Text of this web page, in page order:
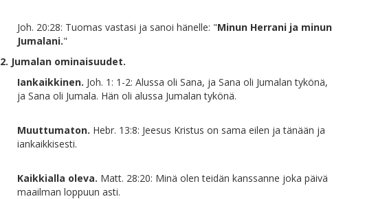
Joh. 20:28: Tuomas vastasi ja sanoi hänelle: "Minun Herrani ja minun
Jumalani."
2. Jumalan ominaisuudet.
Iankaikkinen. Joh. 1: 1-2: Alussa oli Sana, ja Sana oli Jumalan tykönä,
ja Sana oli Jumala. Hän oli alussa Jumalan tykönä.
Muuttumaton. Hebr. 13:8: Jeesus Kristus on sama eilen ja tänään ja
iankaikkisesti.
Kaikkialla oleva. Matt. 28:20: Minä olen teidän kanssanne joka päivä
maailman loppuun asti.